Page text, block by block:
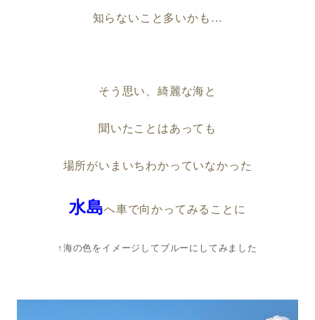
知らないこと多いかも …
そう思い、綺麗な海と
聞いたことはあっても
場所がいまいちわかっていなかった
水島へ車で向かってみることに
↑海の色をイメージしてブルーにしてみました